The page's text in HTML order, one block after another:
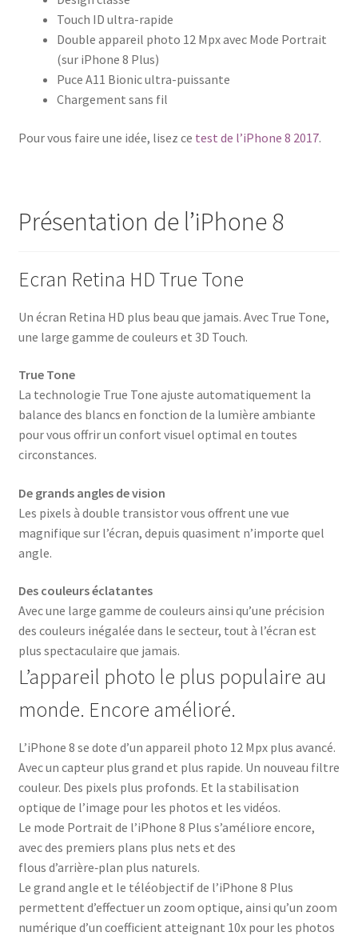
Touch ID ultra-rapide
Double appareil photo 12 Mpx avec Mode Portrait
(sur iPhone 8 Plus)
Puce A11 Bionic ultra-puissante
Chargement sans fil
Pour vous faire une idée, lisez ce test de l’iPhone 8 2017.
Présentation de l’iPhone 8
Ecran Retina HD True Tone
Un écran Retina HD plus beau que jamais. Avec True Tone,
une large gamme de couleurs et 3D Touch.
True Tone
La technologie True Tone ajuste automatiquement la
balance des blancs en fonction de la lumière ambiante
pour vous offrir un confort visuel optimal en toutes
circonstances.
De grands angles de vision
Les pixels à double transistor vous offrent une vue
magnifique sur l’écran, depuis quasiment n’importe quel
angle.
Des couleurs éclatantes
Avec une large gamme de couleurs ainsi qu’une précision
des couleurs inégalée dans le secteur, tout à l’écran est
plus spectaculaire que jamais.
L’appareil photo le plus populaire au
monde. Encore amélioré.
L’iPhone 8 se dote d’un appareil photo 12 Mpx plus avancé.
Avec un capteur plus grand et plus rapide. Un nouveau filtre
couleur. Des pixels plus profonds. Et la stabilisation
optique de l’image pour les photos et les vidéos.
Le mode Portrait de l’iPhone 8 Plus s’améliore encore,
avec des premiers plans plus nets et des
flous d’arrière‑plan plus naturels.
Le grand angle et le téléobjectif de l’iPhone 8 Plus
permettent d’effectuer un zoom optique, ainsi qu’un zoom
numérique d’un coefficient atteignant 10x pour les photos